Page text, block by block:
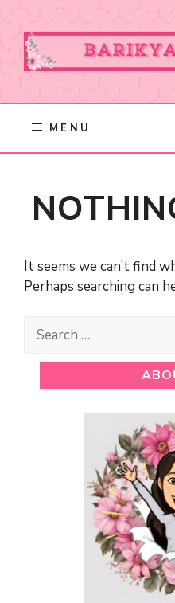
Skip
to
content
MENU
It seems we can’t find
Perhaps searching can
Search
for: